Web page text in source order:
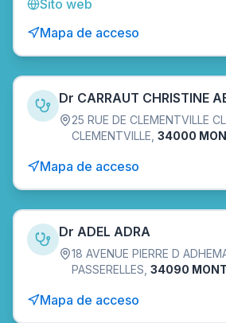
Sito web
Mapa de acceso
Dr CARRAUT CHRISTINE
25 RUE DE CLEMENTVILLE
CLEMENTVILLE 34000
Mapa de acceso
Dr ADEL ADRA
18 AVENUE PIERRE D
PASSERELLES 34090
Mapa de acceso